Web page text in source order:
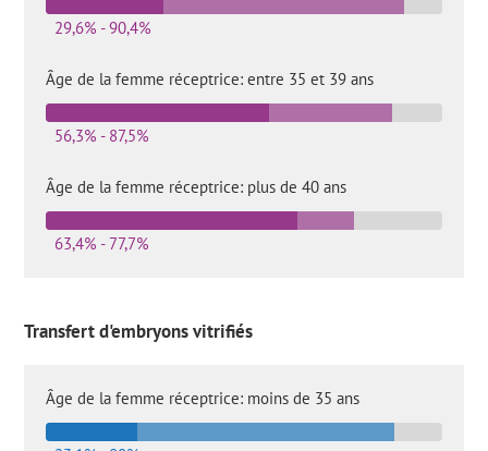
29,6% - 90,4%
Âge de la femme réceptrice: entre 35 et 39 ans
56,3% - 87,5%
Âge de la femme réceptrice: plus de 40 ans
63,4% - 77,7%
Transfert d'embryons vitrifiés
Âge de la femme réceptrice: moins de 35 ans